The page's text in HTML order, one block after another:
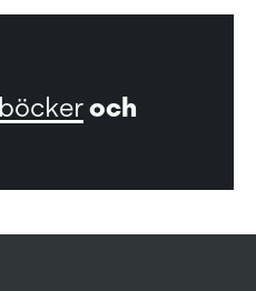
böckeroch